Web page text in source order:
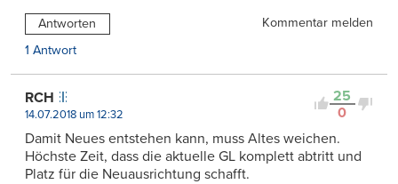
Antworten
Kommentar melden
1 Antwort
25
0
RCH
14.07.2018 um 12:32
Damit Neues entstehen kann, muss Altes weichen.
Höchste Zeit, dass die aktuelle GL komplett abtritt und
Platz für die Neuausrichtung schafft.